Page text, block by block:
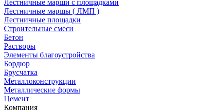
Лестничные марши с площадками
Лестничные маршы ( ЛМП )
Лестничные площадки
Строительные смеси
Бетон
Растворы
Элементы благоустройства
Бордюр
Брусчатка
Металлоконструкции
Металлические формы
Цемент
Компания